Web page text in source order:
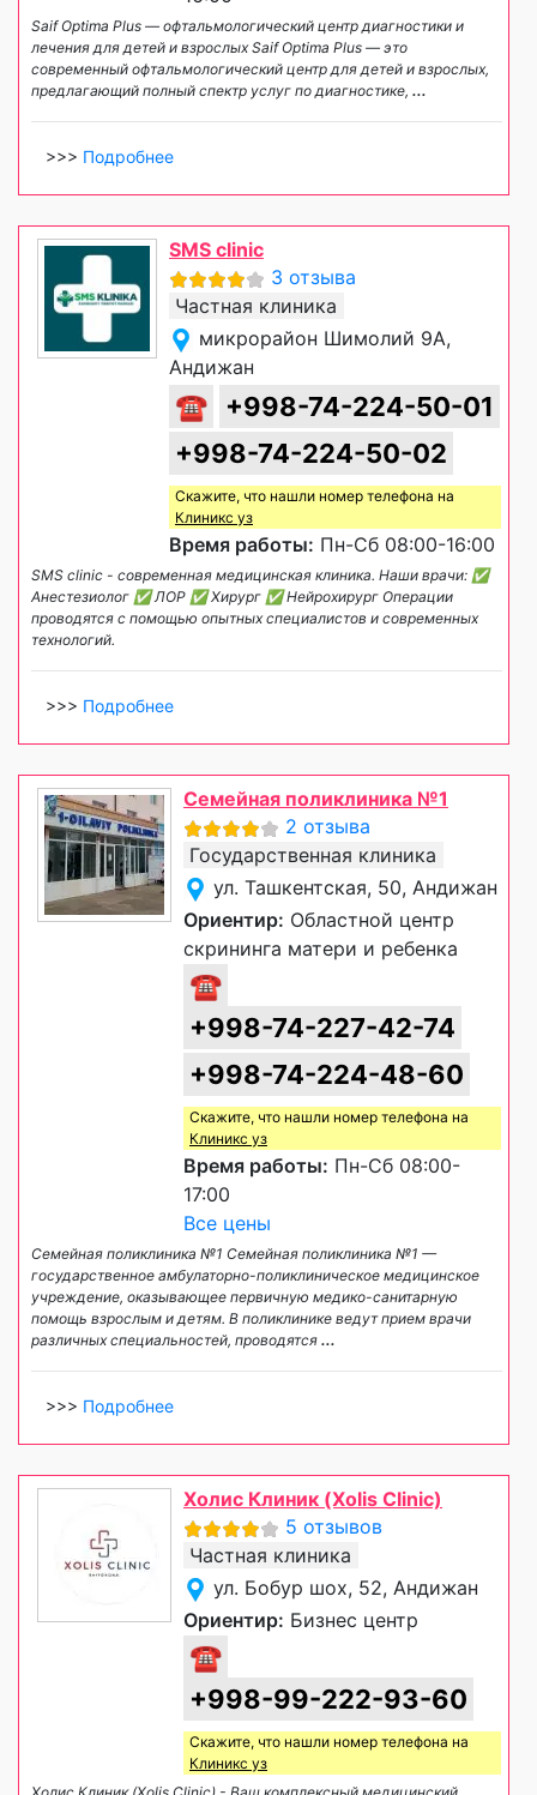
Saif Optima Plus — офтальмологический центр диагностики и
лечения для детей и взрослых Saif Optima Plus — это
современный офтальмологический центр для детей и взрослых,
предлагающий полный спектр услуг по диагностике, ...
>>> Подробнее
SMS clinic
3 отзыва
Частная клиника
микрорайон Шимолий 9А,
Андижан
☎
+998-74-224-50-01
+998-74-224-50-02
Скажите, что нашли номер телефона на
Клиникс уз
Время работы: Пн-Сб 08:00-16:00
SMS clinic - современная медицинская клиника. Наши врачи: ✅
Анестезиолог ✅ ЛОР ✅ Хирург ✅ Нейрохирург Операции
проводятся с помощью опытных специалистов и современных
технологий.
>>> Подробнее
Семейная поликлиника №1
2 отзыва
Государственная клиника
ул. Ташкентская, 50, Андижан
Ориентир: Областной центр
скрининга матери и ребенка
☎
+998-74-227-42-74
+998-74-224-48-60
Скажите, что нашли номер телефона на
Клиникс уз
Время работы: Пн-Сб 08:00-
17:00
Все цены
Семейная поликлиника №1 Семейная поликлиника №1 —
государственное амбулаторно-поликлиническое медицинское
учреждение, оказывающее первичную медико-санитарную
помощь взрослым и детям. В поликлинике ведут прием врачи
различных специальностей, проводятся ...
>>> Подробнее
Холис Клиник (Xolis Clinic)
5 отзывов
Частная клиника
ул. Бобур шох, 52, Андижан
Ориентир: Бизнес центр
☎
+998-99-222-93-60
Скажите, что нашли номер телефона на
Клиникс уз